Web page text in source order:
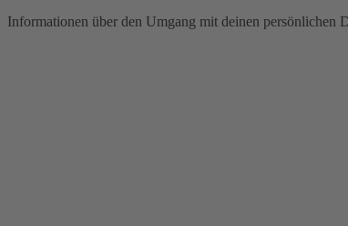
Informationen über den Umgang mit deinen persönlichen